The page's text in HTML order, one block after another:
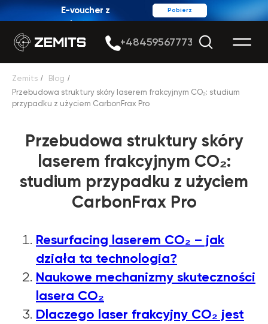
Pobierz
E-voucher z
rabatem
Zemits / Blog /
Przebudowa struktury skóry laserem frakcyjnym CO₂: studium
przypadku z użyciem CarbonFrax Pro
Przebudowa struktury skóry
laserem frakcyjnym CO₂:
studium przypadku z użyciem
CarbonFrax Pro
Resurfacing laserem CO₂ – jak
działa ta technologia?
Naukowe mechanizmy skuteczności
lasera CO₂
Dlaczego laser frakcyjny CO₂ jest